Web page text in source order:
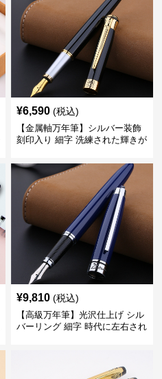
¥6,590 (税込)
【金属軸万年筆】シルバー装飾
刻印入り 細字 洗練された輝きが
¥9,810 (税込)
【高級万年筆】光沢仕上げ シル
バーリング 細字 時代に左右され